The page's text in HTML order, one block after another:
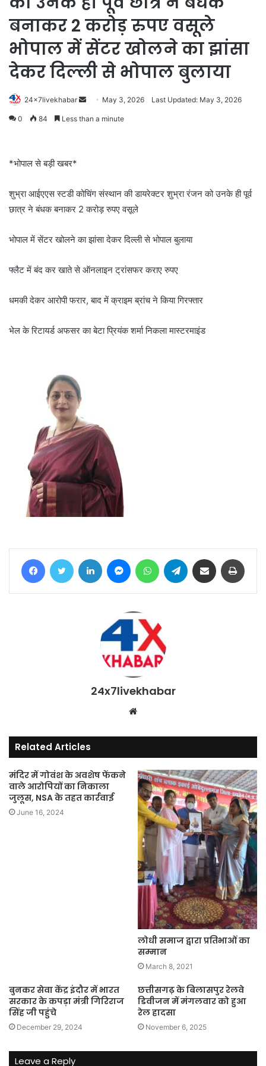
बनाकर 2 करोड़ रुपए वसूले
भोपाल में सेंटर खोलने का झांसा
देकर दिल्ली से भोपाल बुलाया
24x7livekhabar
Send May 3, 2026 Last Updated: May 3, 2026
0 84 Less than a minute
*भोपाल से बड़ी खबर*
शुभ्रा आईएएस स्टडी कोचिंग संस्थान की डायरेक्टर शुभ्रा रंजन को उनके ही पूर्व
छात्र ने बंधक बनाकर 2 करोड़ रुपए वसूले
भोपाल में सेंटर खोलने का झांसा देकर दिल्ली से भोपाल बुलाया
फ्लैट में बंद कर खाते से ऑनलाइन ट्रांसफर कराए रुपए
धमकी देकर आरोपी फरार, बाद में क्राइम ब्रांच ने किया गिरफ्तार
भेल के रिटायर्ड अफसर का बेटा प्रियंक शर्मा निकला मास्टरमाइंड
FacebookTwitter LinkedIn MessengerWhatsAppTelegram Share via Email
24x7livekhabar
Website
Related Articles
मंदिर में गोवंश के अवशेष फेंकने
वाले आरोपियों का निकाला
जुलूस, NSA के तहत कार्रवाई
June 16, 2024
लोधी समाज द्वारा प्रतिभाओं का
सम्मान
March 8, 2021
बुनकर सेवा केंद्र इंदौर में भारत
सरकार के कपड़ा मंत्री गिरिराज
सिंह जी पहुंचे
December 29, 2024
छत्तीसगढ़ के बिलासपुर रेलवे
डिवीजन में मंगलवार को हुआ
रेल हादसा
November 6, 2025
Leave a Reply